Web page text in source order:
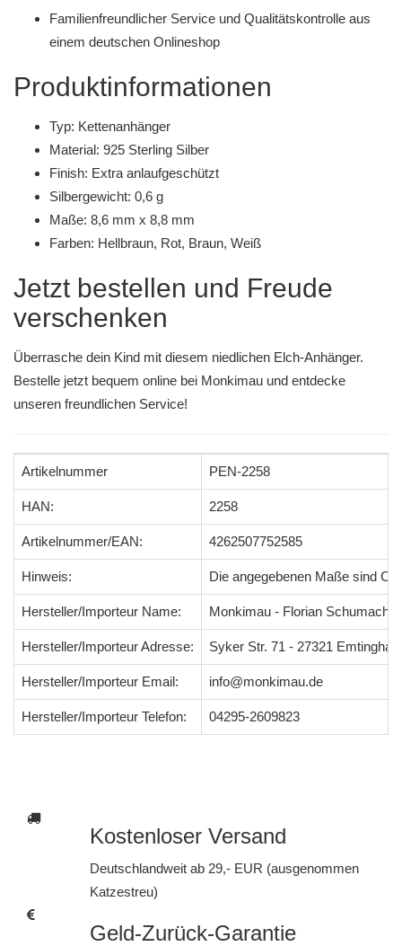
Familienfreundlicher Service und Qualitätskontrolle aus
einem deutschen Onlineshop
Produktinformationen
Typ: Kettenanhänger
Material: 925 Sterling Silber
Finish: Extra anlaufgeschützt
Silbergewicht: 0,6 g
Maße: 8,6 mm x 8,8 mm
Farben: Hellbraun, Rot, Braun, Weiß
Jetzt bestellen und Freude
verschenken
Überrasche dein Kind mit diesem niedlichen Elch-Anhänger.
Bestelle jetzt bequem online bei Monkimau und entdecke
unseren freundlichen Service!
Artikelnummer PEN-2258
HAN: 2258
Artikelnummer/EAN: 4262507752585
Hinweis: Die angegebenen Maße sind
Hersteller/Importeur Name: Monkimau - Florian Schumacher
Hersteller/Importeur Adresse: Syker Str. 71 - 27321
Hersteller/Importeur Email: info@monkimau.de
Hersteller/Importeur Telefon: 04295-2609823
Kostenloser Versand
Deutschlandweit ab 29,- EUR (ausgenommen
Katzestreu)
Geld-Zurück-Garantie